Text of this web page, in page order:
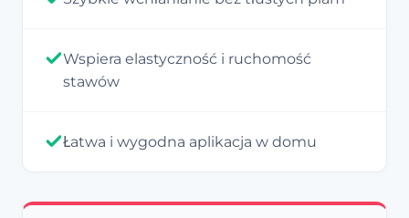
Wspiera elastyczność i ruchomość
stawów
Łatwa i wygodna aplikacja w domu